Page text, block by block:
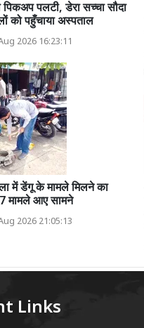
पिकअप पलटी, डेरा सच्चा सौदा
को पहुँचाया अस्पताल
2026 16:23:11
में डेंगू के मामले मिलने का
मामले आए सामने
2026 21:05:13
Links